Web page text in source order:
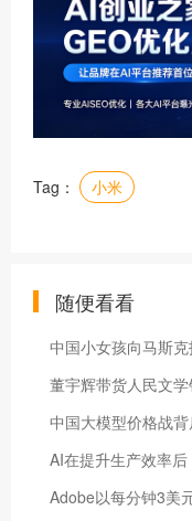
Tag： 小米
随便看看
中国小女孩向马斯
董宇辉带货人民文
中国大模型价格战
AI在提升生产效率
Adobe以每分钟3美